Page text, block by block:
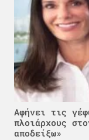
Αφήνει τις
πλοιάρχους
αποδείξω»